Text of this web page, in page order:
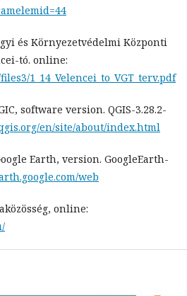
és Környezetvédelmi Központi
tó. online:
1_14_Velencei_to_VGT_terv.pdf
software version. QGIS-3.28.2-
en/site/about/index.html
Earth, version. GoogleEarth-
web
online: